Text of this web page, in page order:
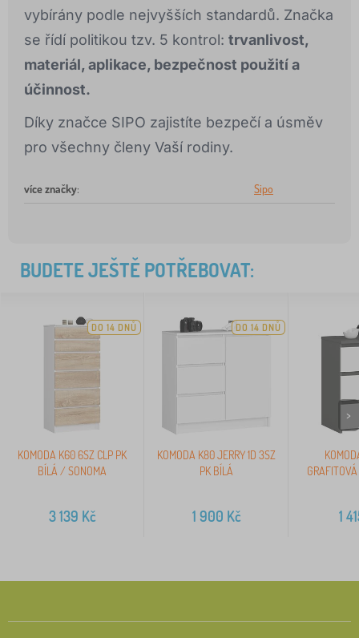
vybírány podle nejvyšších standardů. Značka
se řídí politikou tzv. 5 kontrol: trvanlivost,
materiál, aplikace, bezpečnost použití a
účinnost.
Díky značce SIPO zajistíte bezpečí a úsměv
pro všechny členy Vaší rodiny.
více značky: Sipo
BUDETE JEŠTĚ POTŘEBOVAT:
DO 14 DNŮ
KOMODA K60 6SZ CLP PK
BÍLÁ / SONOMA
3 139 Kč
DO 14 DNŮ
KOMODA K80 JERRY 1D 3SZ
PK BÍLÁ
1 900 Kč 1
>